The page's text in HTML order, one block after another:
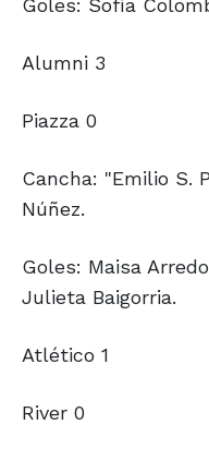
Goles: Sofía
Alumni 3
Piazza 0
Cancha: "Emilio S.
Núñez.
Goles: Maisa
Julieta Baigorria.
Atlético 1
River 0